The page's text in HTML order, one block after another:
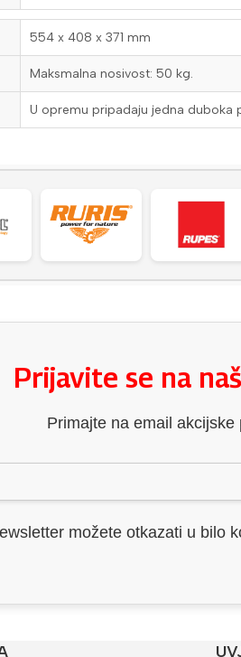
554 x 408 x 371 mm
Maksmalna nosivost: 50 kg.
U opremu pripadaju jedna duboka
Prijavite se na
Primajte na email akcijske
možete otkazati u bilo